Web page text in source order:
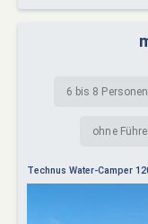
6 bis 8 Personen
ohne
Technus Water-Camper